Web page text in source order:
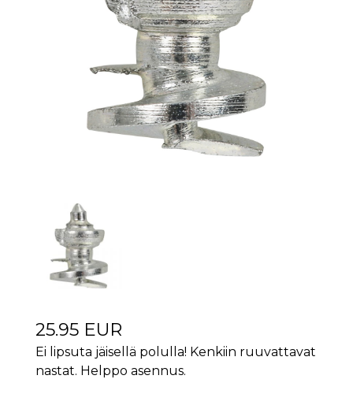
25.95 EUR
Ei lipsuta jäisellä polulla! Kenkiin ruuvattavat
nastat. Helppo asennus.